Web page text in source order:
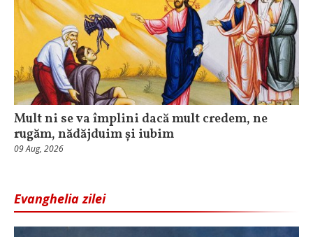
Mult ni se va împlini dacă mult credem, ne
rugăm, nădăjduim și iubim
09 Aug, 2026
Evanghelia zilei